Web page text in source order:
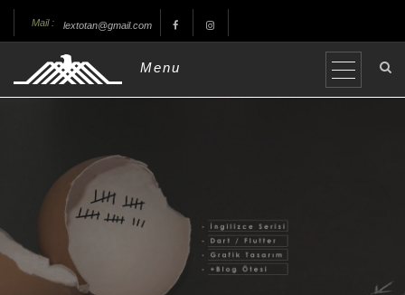
Mail : lextotan@gmail.com
Menu